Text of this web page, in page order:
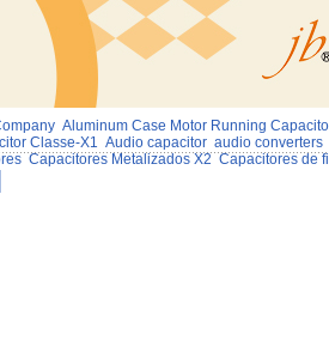
Aluminum Case Motor Running
Classe-X1 Audio capacitor audio converters
Capacitores Metalizados X2 Capacitores de